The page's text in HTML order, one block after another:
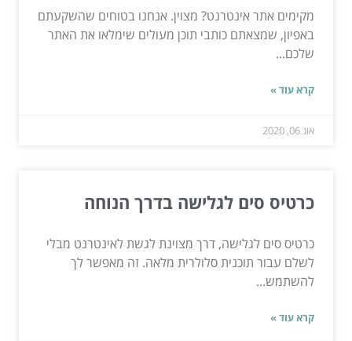
מקימים אתר אינטרנט? מצוין. אנחנו בטוחים שהשקעתם
באפיון, שמצאתם כותבי תוכן מעולים שימלאו את האתר
שלכם...
קרא עוד »
אוג 06, 2020
כרטיס סים לגלישה בדרך הנוחה
כרטיס סים לגלישה, דרך מצוינת לגשת לאינטרנט מבלי
לשלם עבור תוכנית סלולרית מלאה. זה מאפשר לך
להשתמש...
קרא עוד »